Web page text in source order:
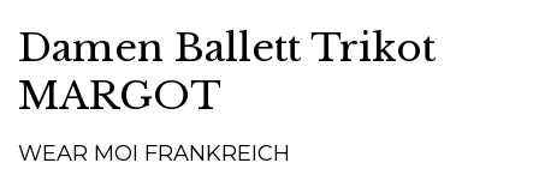
Damen Ballett Trikot
MARGOT
WEAR MOI FRANKREICH